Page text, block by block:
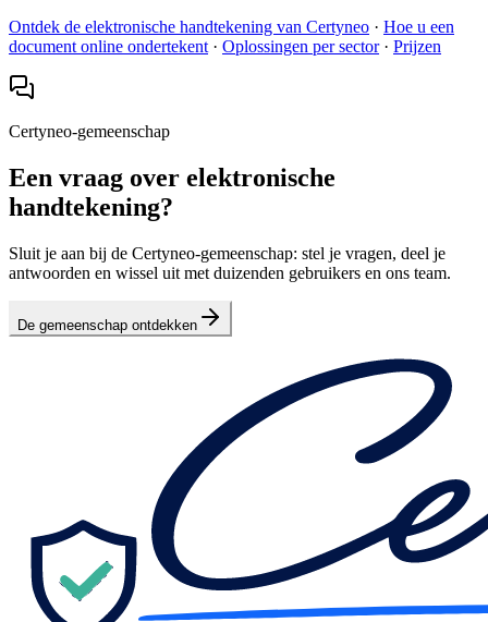
Ontdek de elektronische handtekening van Certyneo · Hoe u een
document online ondertekent · Oplossingen per sector· Prijzen
Certyneo-gemeenschap
Een vraag over elektronische
handtekening?
Sluit je aan bij de Certyneo-gemeenschap: stel je vragen, deel je
antwoorden en wissel uit met duizenden gebruikers en ons team.
De gemeenschap ontdekken